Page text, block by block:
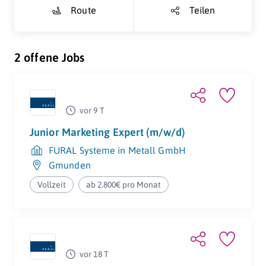
Route Teilen
2 offene Jobs
vor 9 T
Junior Marketing Expert (m/w/d)
FURAL Systeme in Metall GmbH
Gmunden
Vollzeit ab 2.800€ pro Monat
vor 18 T